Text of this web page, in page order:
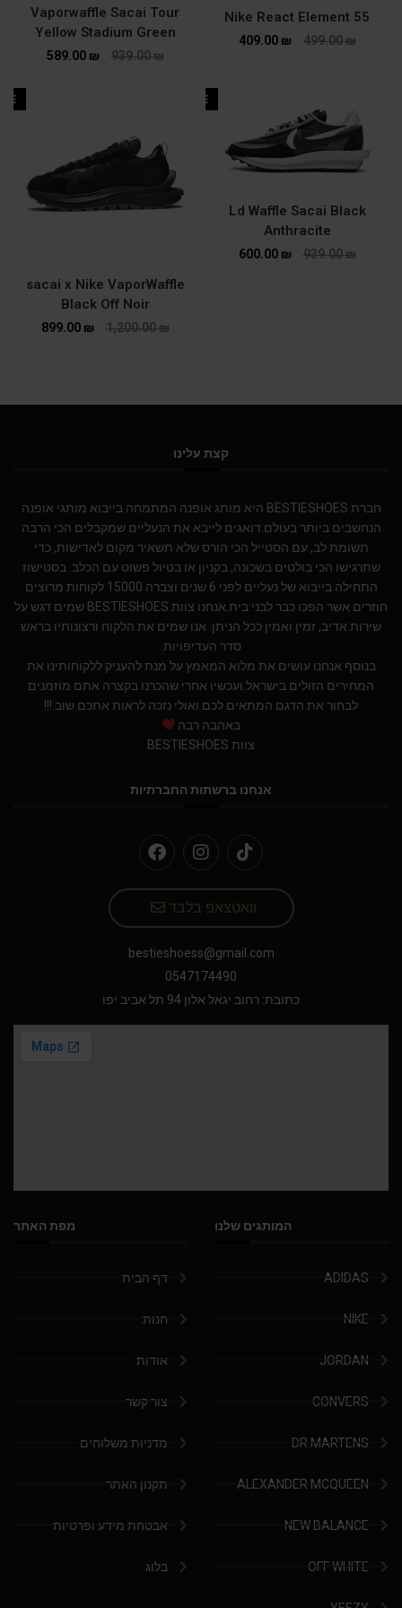
Nike React Element 55
499.00₪
409.00 ₪
Vaporwaffle Sacai Tour
Yellow Stadium Green
939.00₪
589.00 ₪
SALE
Ld Waffle Sacai Black
Anthracite
939.00₪
600.00 ₪
sacai x Nike VaporWaffle
Black Off Noir
1,200.00₪
899.00 ₪
קצת עלינו
חברת BESTIESHOES היא מותג אופנה המתמחה בייבוא מותגי אופנה
הנחשבים ביותר בעולם.דואגים לייבא את הנעליים שמקבלים הכי הרבה
תשומת לב, עם הסטייל הכי הורס שלא תשאיר מקום לאדישות, כדי
שתרגישו הכי בולטים בשכונה, בקניון או בטיול פשוט עם הכלב. בסטישוז
התחילה בייבוא של נעליים לפני 6 שנים וצברה 15000 לקוחות מרוצים
חוזרים אשר הפכו כבר לבני בית.אנחנו צוות BESTIESHOES שמים דגש על
שירות אדיב, זמין ואמין ככל הניתן. אנו שמים את הלקוח ורצונותיו בראש
סדר העדיפויות.
בנוסף אנחנו עושים את מלוא המאמץ על מנת להעניק ללקוחותינו את
המחירים הזולים בישראל.ועכשיו אחרי שהכרנו בקצרה אתם מוזמנים
לבחור את הדגם המתאים לכם ואולי נזכה לראות אתכם שוב !!!
באהבה רבה
צוות BESTIESHOES
אנחנו ברשתות החברתיות
וואטצאפ בלבד
bestieshoess@gmail.com
0547174490
כתובת: רחוב יגאל אלון 94 תל אביב יפו
המותגים שלנו
ADIDAS
NIKE
JORDAN
CONVERS
DR.MARTENS
ALEXANDER MCQUEEN
NEW BALANCE
OFF WHITE
מפת האתר
דף הבית
חנות
אודות
צור קשר
מדניות משלוחים
תקנון האתר
אבטחת מידע ופרטיות
בלוג